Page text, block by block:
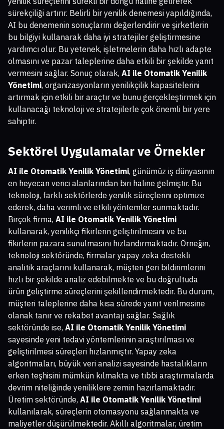
sürekçiliği artırır. Belirli bir yenilik denemesi yapıldığında,
AI bu denemenin sonuçlarını değerlendirir ve şirketlerin
bu bilgiyi kullanarak daha iyi stratejiler geliştirmesine
yardımcı olur. Bu yetenek, işletmelerin daha hızlı adapte
olmasını ve pazar taleplerine daha etkili bir şekilde yanıt
vermesini sağlar. Sonuç olarak, AI ile Otomatik Yenilik
Yönetimi, organizasyonların yenilikçilik kapasitelerini
artırmak için etkili bir araçtır ve bunu gerçekleştirmek için
kullanacağı teknoloji ve stratejilerle çok önemli bir yere
sahiptir.
Sektörel Uygulamalar ve Örnekler
AI ile Otomatik Yenilik Yönetimi, günümüz iş dünyasının
en heyecan verici alanlarından biri haline gelmiştir. Bu
teknoloji, farklı sektörlerde yenilik süreçlerini optimize
ederek, daha verimli ve etkili yöntemler sunmaktadır.
Birçok firma, AI ile Otomatik Yenilik Yönetimi
kullanarak, yenilikçi fikirlerin geliştirilmesini ve bu
fikirlerin pazara sunulmasını hızlandırmaktadır. Örneğin,
teknoloji sektöründe, firmalar yapay zeka destekli
analitik araçlarını kullanarak, müşteri geri bildirimlerini
hızlı bir şekilde analiz edebilmekte ve bu doğrultuda
ürün geliştirme süreçlerini şekillendirmektedir. Bu durum,
müşteri taleplerine daha kısa sürede yanıt verilmesine
olanak tanır ve rekabet avantajı sağlar. Sağlık
sektöründe ise, AI ile Otomatik Yenilik Yönetimi
sayesinde yeni tedavi yöntemlerinin araştırılması ve
geliştirilmesi süreçleri hızlanmıştır. Yapay zeka
algoritmaları, büyük veri analizi sayesinde hastalıkların
erken teşhisini mümkün kılmakta ve tıbbi araştırmalarda
devrim niteliğinde yeniliklere zemin hazırlamaktadır.
Üretim sektöründe, AI ile Otomatik Yenilik Yönetimi
kullanılarak, süreçlerin otomasyonu sağlanmakta ve
maliyetler düşürülmektedir. Akıllı algoritmalar, üretim